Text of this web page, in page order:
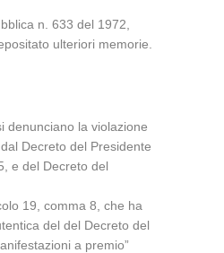
n. 633 del 1972,
ulteriori memorie.
denunciano la violazione
Decreto del Presidente
e del Decreto del
19, comma 8, che ha
del del Decreto del
a premio”